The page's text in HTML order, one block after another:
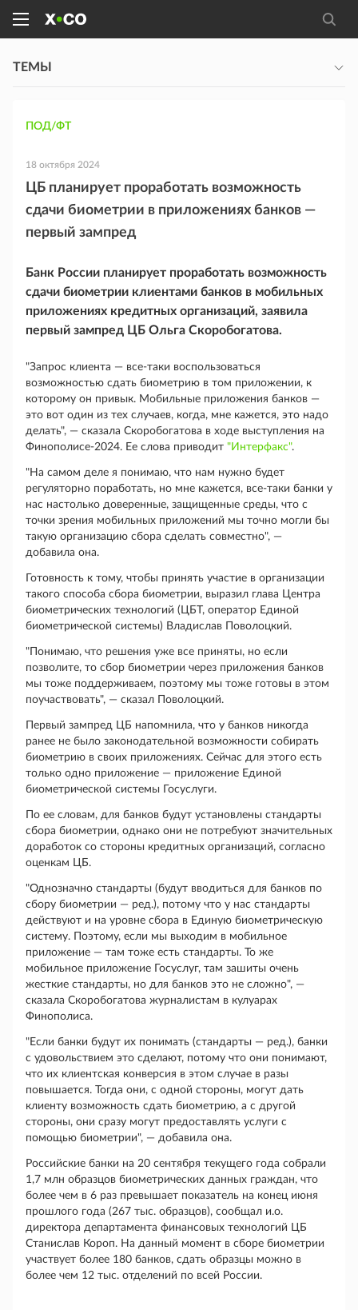
ТЕМЫ
ПОД/ФТ
18 октября 2024
ЦБ планирует проработать возможность
сдачи биометрии в приложениях банков —
первый зампред
Банк России планирует проработать возможность
сдачи биометрии клиентами банков в мобильных
приложениях кредитных организаций, заявила
первый зампред ЦБ Ольга Скоробогатова.
"Запрос клиента — все-таки воспользоваться
возможностью сдать биометрию в том приложении, к
которому он привык. Мобильные приложения банков —
это вот один из тех случаев, когда, мне кажется, это надо
делать", — сказала Скоробогатова в ходе выступления на
Финополисе-2024. Ее слова приводит "Интерфакс".
"На самом деле я понимаю, что нам нужно будет
регуляторно поработать, но мне кажется, все-таки банки у
нас настолько доверенные, защищенные среды, что с
точки зрения мобильных приложений мы точно могли бы
такую организацию сбора сделать совместно", —
добавила она.
Готовность к тому, чтобы принять участие в организации
такого способа сбора биометрии, выразил глава Центра
биометрических технологий (ЦБТ, оператор Единой
биометрической системы) Владислав Поволоцкий.
"Понимаю, что решения уже все приняты, но если
позволите, то сбор биометрии через приложения банков
мы тоже поддерживаем, поэтому мы тоже готовы в этом
поучаствовать", — сказал Поволоцкий.
Первый зампред ЦБ напомнила, что у банков никогда
ранее не было законодательной возможности собирать
биометрию в своих приложениях. Сейчас для этого есть
только одно приложение — приложение Единой
биометрической системы Госуслуги.
По ее словам, для банков будут установлены стандарты
сбора биометрии, однако они не потребуют значительных
доработок со стороны кредитных организаций, согласно
оценкам ЦБ.
"Однозначно стандарты (будут вводиться для банков по
сбору биометрии — ред.), потому что у нас стандарты
действуют и на уровне сбора в Единую биометрическую
систему. Поэтому, если мы выходим в мобильное
приложение — там тоже есть стандарты. То же
мобильное приложение Госуслуг, там зашиты очень
жесткие стандарты, но для банков это не сложно", —
сказала Скоробогатова журналистам в кулуарах
Финополиса.
"Если банки будут их понимать (стандарты — ред.), банки
с удовольствием это сделают, потому что они понимают,
что их клиентская конверсия в этом случае в разы
повышается. Тогда они, с одной стороны, могут дать
клиенту возможность сдать биометрию, а с другой
стороны, они сразу могут предоставлять услуги с
помощью биометрии", — добавила она.
Российские банки на 20 сентября текущего года собрали
1,7 млн образцов биометрических данных граждан, что
более чем в 6 раз превышает показатель на конец июня
прошлого года (267 тыс. образцов), сообщал и.о.
директора департамента финансовых технологий ЦБ
Станислав Короп. На данный момент в сборе биометрии
участвует более 180 банков, сдать образцы можно в
более чем 12 тыс. отделений по всей России.